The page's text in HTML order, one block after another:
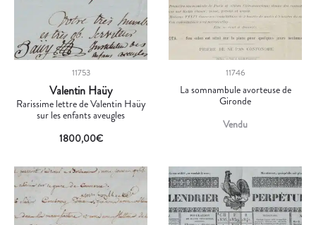
11753
Valentin Haüy
Rarissime lettre de Valentin Haüy
sur les enfants aveugles
1800,00€
11746
La somnambule avorteuse de
Gironde
Vendu